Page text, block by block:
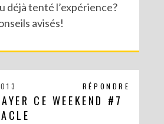
déjà tenté l’expérience?
avisés!
RÉPONDRE
CE WEEKEND #7